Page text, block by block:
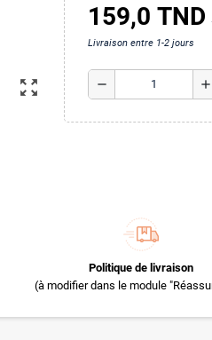
zoom_out_map
159,0 TND
Livraison entre 1-2 jours
remove add
Politique de livraison
(à modifier dans le module